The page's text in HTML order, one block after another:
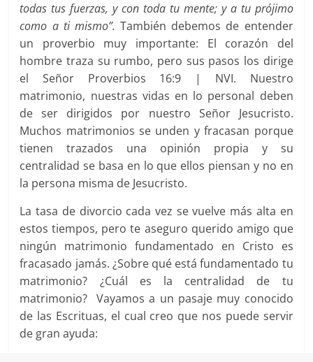
todas tus fuerzas, y con toda tu mente; y a tu prójimo
como a ti mismo”.También debemos de entender
un proverbio muy importante: El corazón del
hombre traza su rumbo, pero sus pasos los dirige
el Señor Proverbios 16:9 | NVI. Nuestro
matrimonio, nuestras vidas en lo personal deben
de ser dirigidos por nuestro Señor Jesucristo.
Muchos matrimonios se unden y fracasan porque
tienen trazados una opinión propia y su
centralidad se basa en lo que ellos piensan y no en
la persona misma de Jesucristo.
La tasa de divorcio cada vez se vuelve más alta en
estos tiempos, pero te aseguro querido amigo que
ningún matrimonio fundamentado en Cristo es
fracasado jamás. ¿Sobre qué está fundamentado tu
matrimonio? ¿Cuál es la centralidad de tu
matrimonio? Vayamos a un pasaje muy conocido
de las Escrituas, el cual creo que nos puede servir
de gran ayuda: